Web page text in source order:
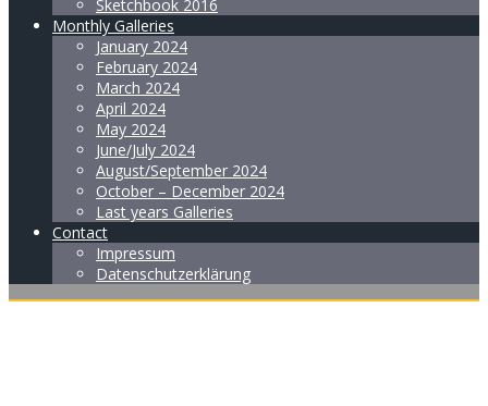
Sketchbook 2016
Monthly Galleries
January 2024
February 2024
March 2024
April 2024
May 2024
June/July 2024
August/September 2024
October – December 2024
Last years Galleries
Contact
Impressum
Datenschutzerklärung